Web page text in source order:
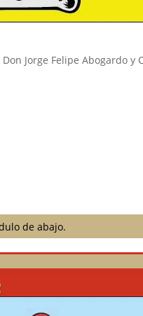
Jorge Felipe Abogardo y
de abajo.